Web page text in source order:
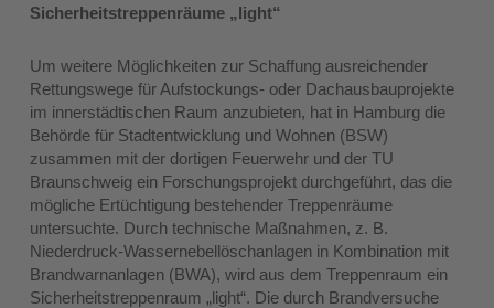
Sicherheitstreppenräume „light“
Um weitere Möglichkeiten zur Schaffung ausreichender
Rettungswege für Aufstockungs- oder Dachausbauprojekte
im innerstädtischen Raum anzubieten, hat in Hamburg die
Behörde für Stadtentwicklung und Wohnen (BSW)
zusammen mit der dortigen Feuerwehr und der TU
Braunschweig ein Forschungsprojekt durchgeführt, das die
mögliche Ertüchtigung bestehender Treppenräume
untersuchte. Durch technische Maßnahmen, z. B.
Niederdruck-Wassernebellöschanlagen in Kombination mit
Brandwarnanlagen (BWA), wird aus dem Treppenraum ein
Sicherheitstreppenraum „light“. Die durch Brandversuche